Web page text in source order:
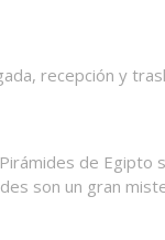
recepción y
de
son un gran